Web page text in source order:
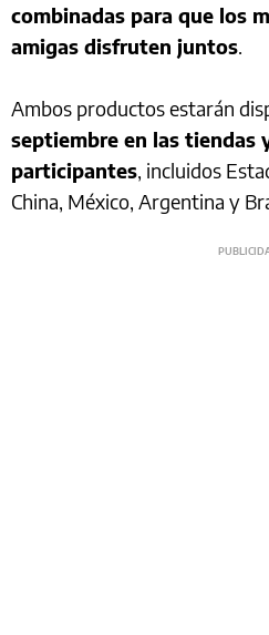
combinadas para que los
amigas disfruten juntos.
Ambos productos estarán
septiembre en las tiendas
participantes, incluidos
China, México, Argentina y